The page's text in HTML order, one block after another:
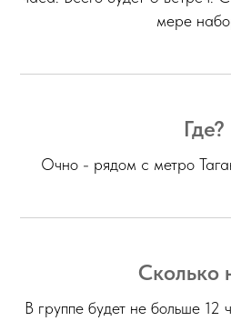
мере
Где?
Очно - рядом с метро
Сколько
В группе будет не больше 12